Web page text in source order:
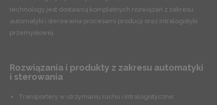
technology jest dostawcą kompletnych rozwiązań z zakresu
automatyki i sterowania procesami producji oraz intralogistyki
przemysłowej.
Rozwiązania i produkty z zakresu automatyki
i sterowania
Transportery w utrzymaniu ruchu i intralogistyczne;